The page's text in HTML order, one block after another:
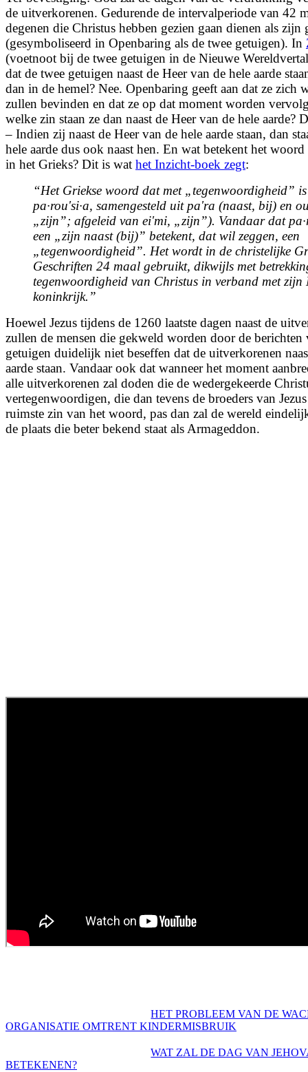
de uitverkorenen. Gedurende de intervalperiode van 42
degenen die Christus hebben gezien gaan dienen als zijn
(gesymboliseerd in Openbaring als de twee getuigen). In
(voetnoot bij de twee getuigen in de Nieuwe
dat de twee getuigen naast de Heer van de hele aarde
dan in de hemel? Nee. Openbaring geeft aan dat ze zich
zullen bevinden en dat ze op dat moment worden
welke zin staan ze dan naast de Heer van de hele aarde?
– Indien zij naast de Heer van de hele aarde staan, dan
hele aarde dus ook naast hen. En wat betekent het
in het Grieks? Dit is wat het Inzicht-boek zegt:
“Het Griekse woord dat met „tegenwoordigheid”
pa·rouʹsi·a, samengesteld uit paʹra (naast, bij) en
„zijn”; afgeleid van eiʹmi, „zijn”). Vandaar dat
een „zijn naast (bij)” betekent, dat wil zeggen, een
„tegenwoordigheid”. Het wordt in de christelijke
Geschriften 24 maal gebruikt, dikwijls met
tegenwoordigheid van Christus in verband met zijn
koninkrijk.”
Hoewel Jezus tijdens de 1260 laatste dagen naast de
zullen de mensen die gekweld worden door de berichten
getuigen duidelijk niet beseffen dat de uitverkorenen
aarde staan. Vandaar ook dat wanneer het moment
alle uitverkorenen zal doden die de wedergekeerde
vertegenwoordigen, die dan tevens de broeders van
ruimste zin van het woord, pas dan zal de wereld
de plaats die beter bekend staat als Armageddon.
HET PROBLEEM VAN DE
ORGANISATIE OMTRENT KINDERMISBRUIK
WAT ZAL DE DAG VAN
BETEKENEN?